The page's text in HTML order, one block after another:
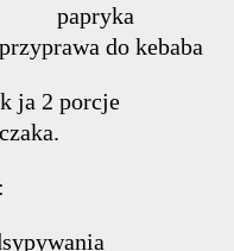
papryka
do kebaba
ja 2 porcje